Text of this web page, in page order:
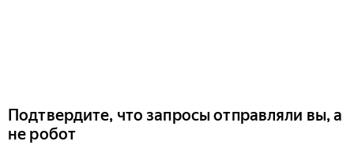
Подтвердите, что запросы отправляли вы, а
не робот